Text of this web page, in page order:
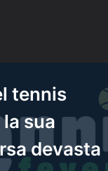
tennis
sua
devasta